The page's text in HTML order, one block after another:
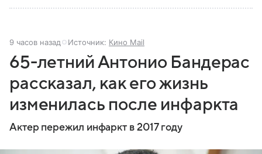
9 часов назад Источник: Кино Mail
65-летний Антонио Бандерас
рассказал, как его жизнь
изменилась после инфаркта
Актер пережил инфаркт в 2017 году